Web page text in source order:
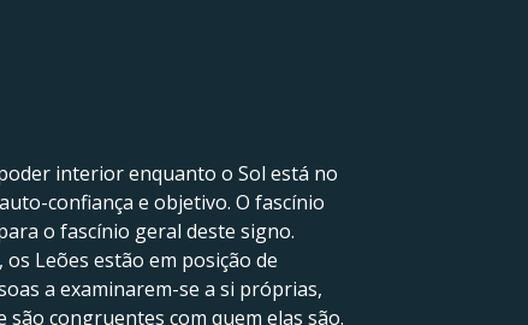
interior enquanto o Sol está no
confiança e objetivo. O fascínio
o fascínio geral deste signo.
Leões estão em posição de
a examinarem-se a si próprias,
congruentes com quem elas são.